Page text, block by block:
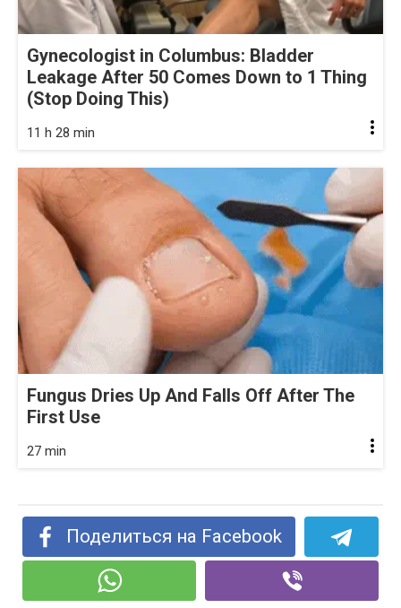
Gynecologist in Columbus: Bladder
Leakage After 50 Comes Down to 1 Thing
(Stop Doing This)
11 h 28 min
Fungus Dries Up And Falls Off After The
First Use
27 min
Поделиться на Facebook